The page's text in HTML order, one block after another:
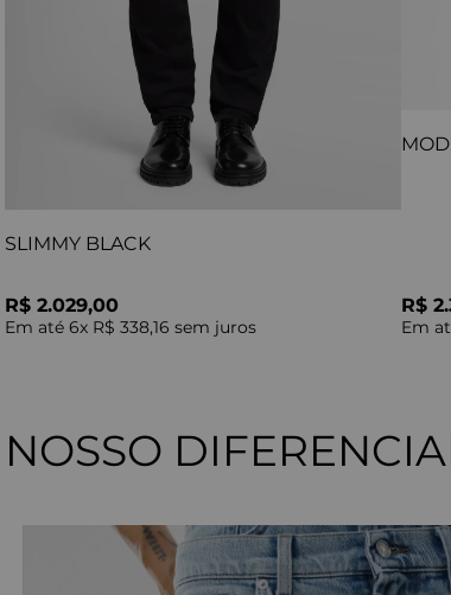
SLIMMY BLACK
R$ 2.029,00
Em até 6x R$ 338,16 sem juros
R$
Em
NOSSO